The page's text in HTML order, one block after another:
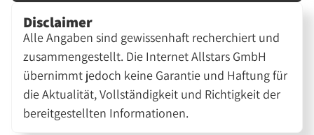
Disclaimer
Alle Angaben sind gewissenhaft recherchiert und
zusammengestellt. Die Internet Allstars GmbH
übernimmt jedoch keine Garantie und Haftung für
die Aktualität, Vollständigkeit und Richtigkeit der
bereitgestellten Informationen.